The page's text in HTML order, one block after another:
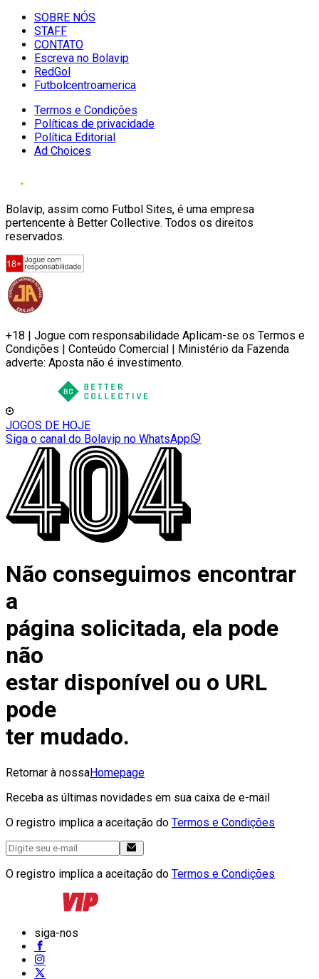
SOBRE NÓS
STAFF
CONTATO
Escreva no Bolavip
RedGol
Futbolcentroamerica
Termos e Condições
Políticas de privacidade
Política Editorial
Ad Choices
Bolavip, assim como Futbol Sites, é uma empresa
pertencente à Better Collective. Todos os direitos
reservados.
+18 | Jogue com responsabilidade Aplicam-se os Termos e
Condições | Conteúdo Comercial | Ministério da Fazenda
adverte: Aposta não é investimento.
JOGOS DE HOJE
Siga o canal do Bolavip no WhatsApp
Não conseguimos encontrar
a
página solicitada, ela pode
não
estar disponível ou o URL
pode
ter mudado.
Retornar à nossaHomepage
Receba as últimas novidades em sua caixa de e-mail
O registro implica a aceitação do Termos e Condições
O registro implica a aceitação do Termos e Condições
siga-nos